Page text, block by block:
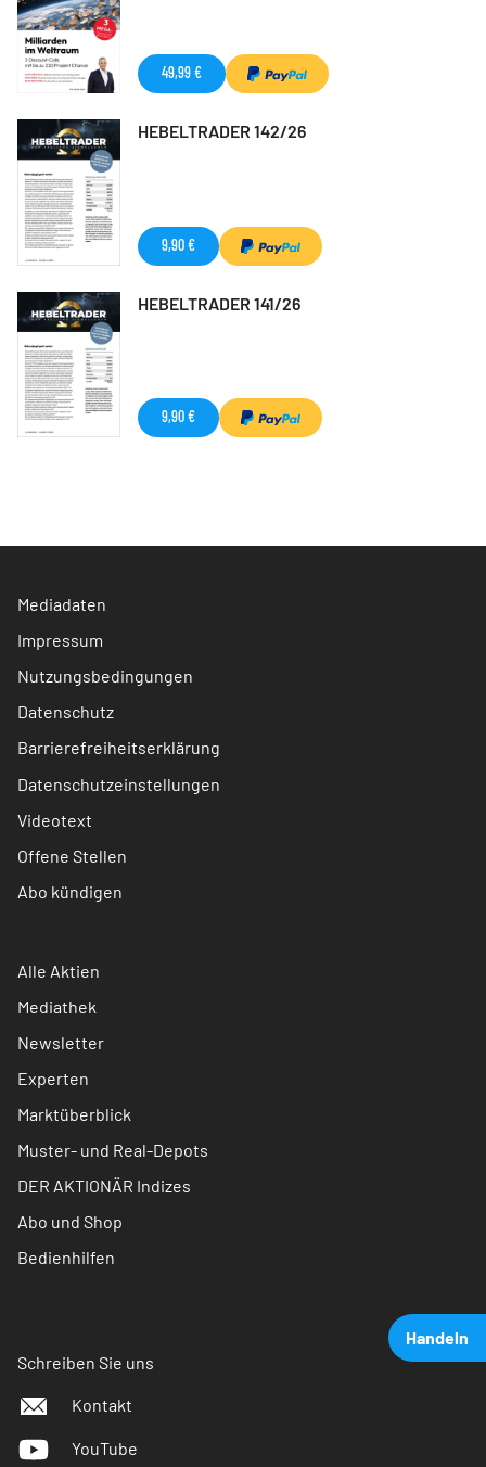
Handeln
49,99 €
HEBELTRADER 142/26
9,90 €
HEBELTRADER 141/26
9,90 €
Mediadaten
Impressum
Nutzungsbedingungen
Datenschutz
Barrierefreiheitserklärung
Datenschutzeinstellungen
Videotext
Offene Stellen
Abo kündigen
Alle Aktien
Mediathek
Newsletter
Experten
Marktüberblick
Muster- und Real-Depots
DER AKTIONÄR Indizes
Abo und Shop
Bedienhilfen
Schreiben Sie uns
Kontakt
YouTube